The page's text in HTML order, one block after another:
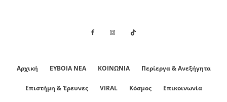
Αρχική ΕΥΒΟΙΑ ΝΕΑ ΚΟΙΝΩΝΙΑ Περίεργα & Ανεξήγητα
Επιστήμη & Έρευνες VIRAL Κόσμος Επικοινωνία